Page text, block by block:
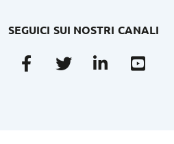
SEGUICI SUI NOSTRI CANALI
FacebookTwitterLinkedin